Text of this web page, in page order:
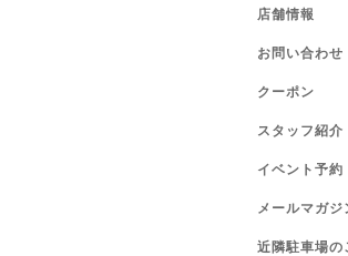
店舗情報
お問い合わせ
クーポン
スタッフ紹介
イベント予約
メールマガジ
近隣駐車場の